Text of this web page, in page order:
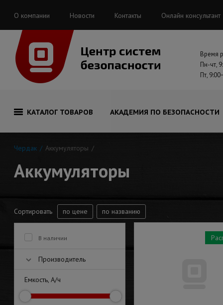
О компании Новости Контакты Онлайн консультант
Время
Пн-чт,
Пт,
КАТАЛОГ ТОВАРОВ АКАДЕМИЯ ПО БЕЗОПАСНОСТИ
Чердак Аккумуляторы
Аккумуляторы
Сортировать по цене по названию
В наличии
Производитель
Емкость, А/ч